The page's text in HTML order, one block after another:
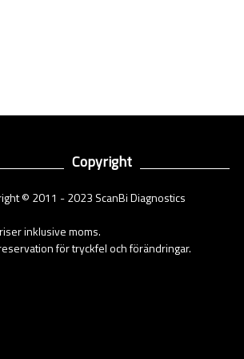
Copyright
© 2011 - 2023 ScanBi Diagnostics
inklusive moms.
för tryckfel och förändringar.